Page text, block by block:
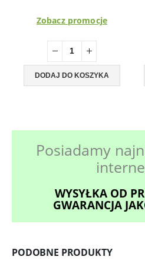
Zobacz promocje
DODAJ DO KOSZYKA
Posiadamy
WYSYŁKA OD
GWARANCJA
PODOBNE PRODUKTY